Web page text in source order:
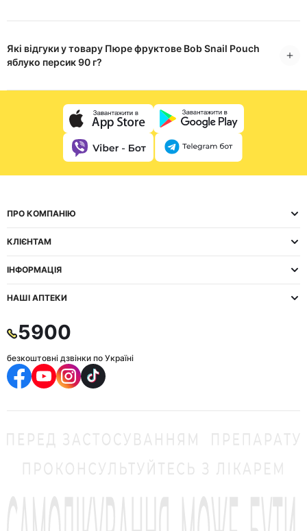
Які відгуки у товару Пюре фруктове Bob Snail Pouch
яблуко персик 90 г?
ПРО КОМПАНІЮ
КЛІЄНТАМ
ІНФОРМАЦІЯ
НАШІ АПТЕКИ
5900
безкоштовні дзвінки по Україні